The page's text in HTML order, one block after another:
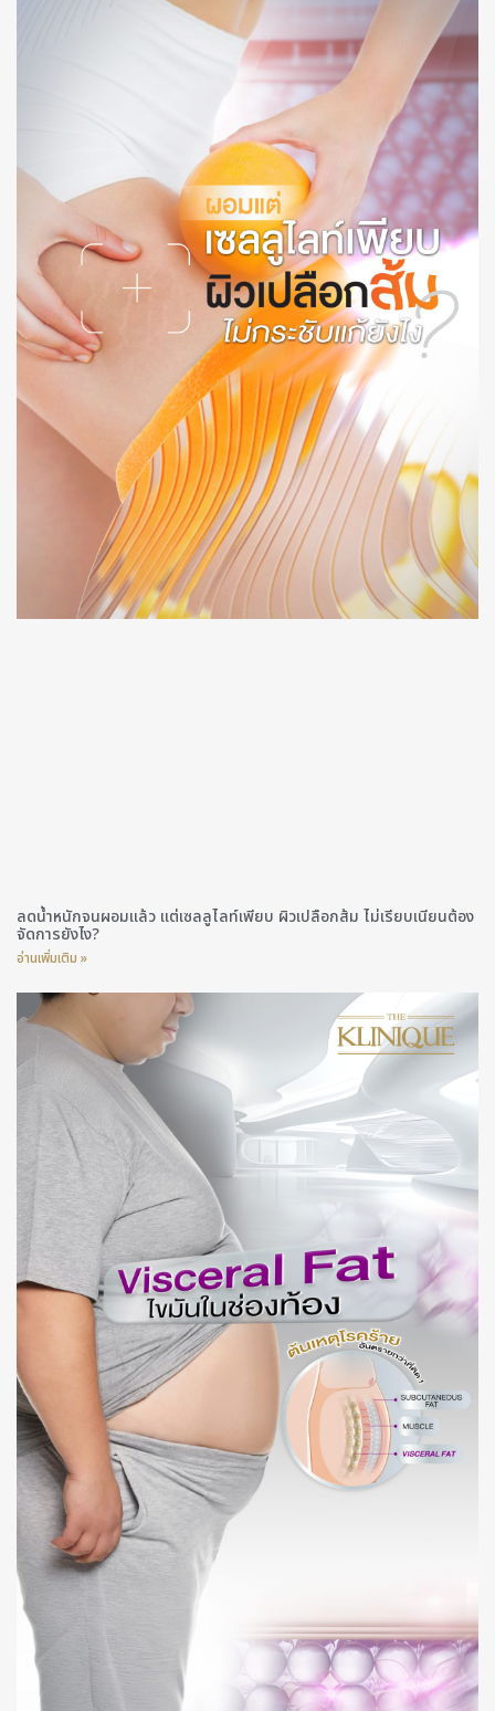
ลดน้ำหนักจนผอมแล้ว แต่เซลลูไลท์เพียบ ผิวเปลือกส้ม ไม่เรียบเนียนต้อง
จัดการยังไง?
อ่านเพิ่มเติม »